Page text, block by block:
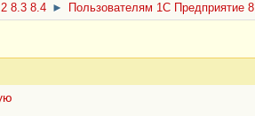
8.3 8.4 ► Пользователям 1С Предприятие 8